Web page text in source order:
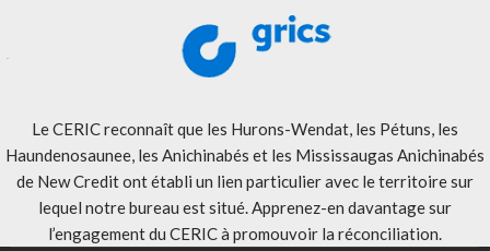
Le CERIC reconnaît que les Hurons-Wendat, les Pétuns, les
Haundenosaunee, les Anichinabés et les Mississaugas Anichinabés
de New Credit ont établi un lien particulier avec le territoire sur
lequel notre bureau est situé. Apprenez-en davantage sur
l’engagement du CERIC à promouvoir la réconciliation.